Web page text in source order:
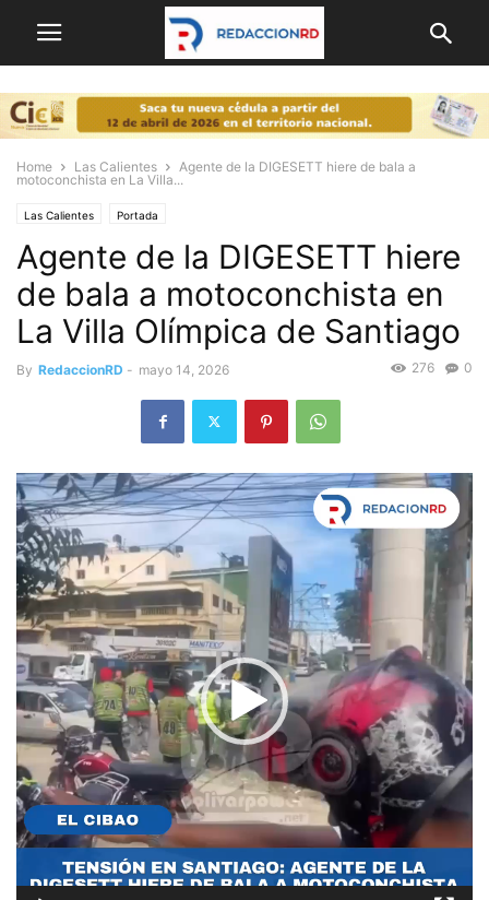
Home Las Calientes
Agente de la DIGESETT hiere de bala a
motoconchista en La Villa...
Las Calientes Portada
Agente de la DIGESETT hiere
de bala a motoconchista en
La Villa Olímpica de Santiago
By RedaccionRD - mayo 14, 2026 0
276
Reproductor
de
vídeo